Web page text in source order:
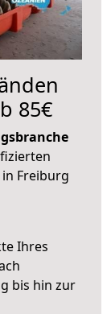
85€
Freiburg
Ihres
bis hin zur